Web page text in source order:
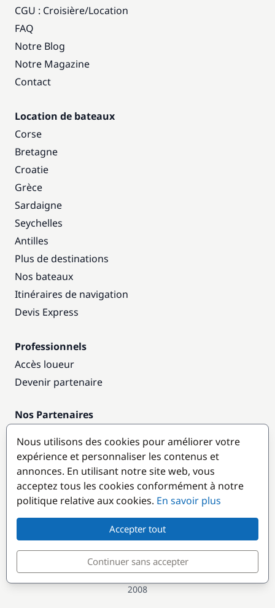
CGU : Croisière/Location
FAQ
Notre Blog
Notre Magazine
Contact
Location de bateaux
Corse
Bretagne
Croatie
Grèce
Sardaigne
Seychelles
Antilles
Plus de destinations
Nos bateaux
Itinéraires de navigation
Devis Express
Professionnels
Accès loueur
Devenir partenaire
Nos Partenaires
Destinations populaires
© GlobeSailor
Croisières & Location de bateaux depuis
2008
Nous utilisons des cookies pour améliorer votre
expérience et personnaliser les contenus et
annonces. En utilisant notre site web, vous
acceptez tous les cookies conformément à notre
politique relative aux cookies. En savoir plus
Accepter tout
Continuer sans accepter